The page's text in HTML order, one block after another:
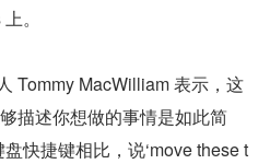
。
Tommy MacWilliam 表示，这
描述你想做的事情是如此简
快捷键相比，说‘move these t